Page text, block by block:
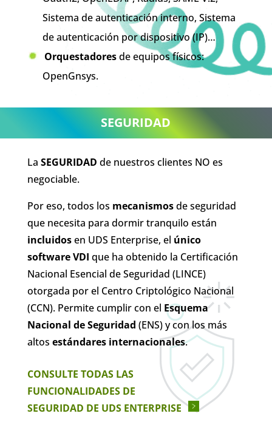
Sistema de autenticación interno, Sistema
de autenticación por dispositivo (IP)…
Orquestadoresde equipos físicos:
OpenGnsys.
SEGURIDAD
La SEGURIDAD de nuestros clientes NO es
negociable.
Por eso, todos los mecanismosde seguridad
que necesita para dormir tranquilo están
incluidosen UDS Enterprise, el único
software VDI que ha obtenido la Certificación
Nacional Esencial de Seguridad (LINCE)
otorgada por el Centro Criptológico Nacional
(CCN). Permite cumplir con el Esquema
Nacional de Seguridad (ENS) y con los más
altos estándares internacionales.
CONSULTE TODAS LAS
FUNCIONALIDADES DE
SEGURIDAD DE UDS ENTERPRISE